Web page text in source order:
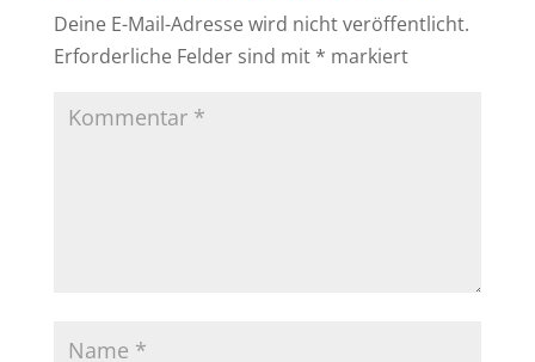
Deine E-Mail-Adresse wird nicht veröffentlicht.
Erforderliche Felder sind mit * markiert